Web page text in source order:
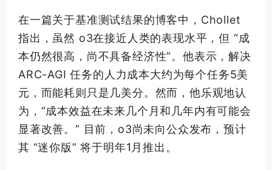
在一篇关于基准测试结果的博客中，Chollet
指出，虽然 o3在接近人类的表现水平，但 “成
本仍然很高，尚不具备经济性”。他表示，解决
ARC-AGI 任务的人力成本大约为每个任务5美
元，而能耗则只是几美分。然而，他乐观地认
为，“成本效益在未来几个月和几年内有可能会
显著改善。” 目前，o3尚未向公众发布，预计
其 “迷你版” 将于明年1月推出。